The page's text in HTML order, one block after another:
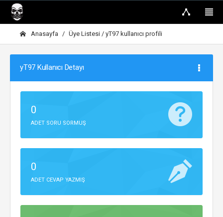
Anasayfa Üye Listesi / yT97 kullanıcı profili
yT97 Kullanıcı Detayı
0
ADET SORU SORMUŞ
0
ADET CEVAP YAZMIŞ